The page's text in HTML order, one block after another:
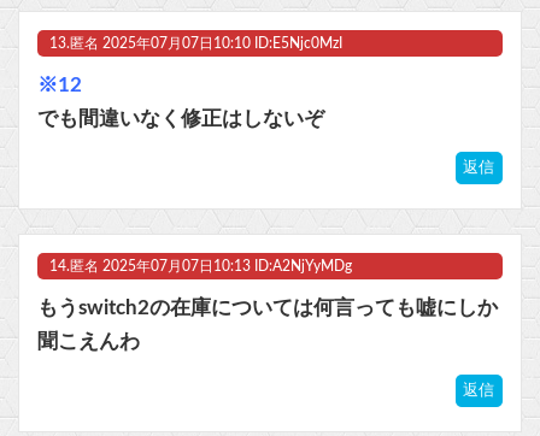
13. 匿名 2025年07月07日10:10 ID:E5Njc0MzI
※12
でも間違いなく修正はしないぞ
返信
14. 匿名 2025年07月07日10:13 ID:A2NjYyMDg
もうswitch2の在庫については何言っても嘘にしか
聞こえんわ
返信